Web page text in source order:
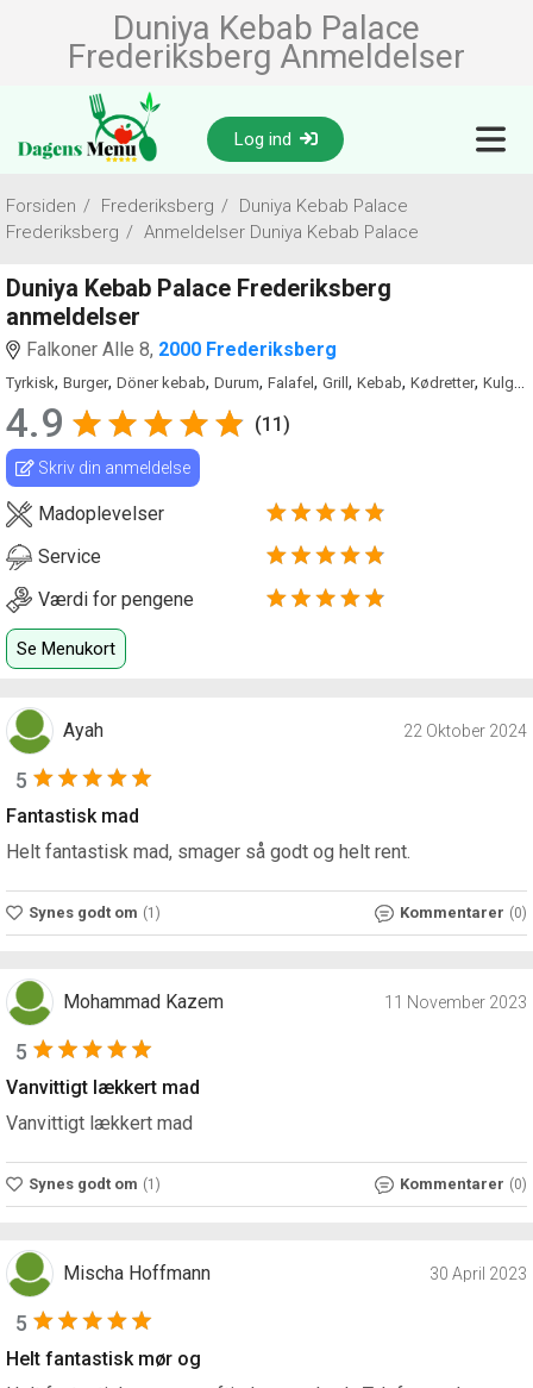
Duniya Kebab Palace
Frederiksberg Anmeldelser
Log ind
Forsiden / Frederiksberg / Duniya Kebab Palace
Frederiksberg / Anmeldelser Duniya Kebab Palace
Duniya Kebab Palace Frederiksberg
anmeldelser
Falkoner Alle 8, 2000 Frederiksberg
Tyrkisk, Burger, Döner kebab, Durum, Falafel , Grill , Kebab, Kødretter, Kulgrill
4.9 (11)
Skriv din anmeldelse
Madoplevelser
Service
Værdi for pengene
Se Menukort
Ayah 22 Oktober 2024
5
Fantastisk mad
Helt fantastisk mad, smager så godt og helt rent.
Synes godt om (1) Kommentarer (0)
Mohammad Kazem 11 November 2023
5
Vanvittigt lækkert mad
Vanvittigt lækkert mad
Synes godt om (1) Kommentarer (0)
Mischa Hoffmann 30 April 2023
5
Helt fantastisk mør og